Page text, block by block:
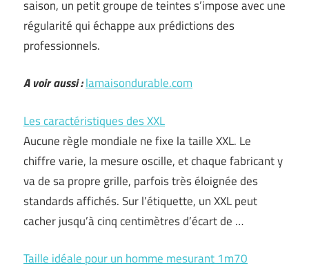
saison, un petit groupe de teintes s’impose avec une
régularité qui échappe aux prédictions des
professionnels.
A voir aussi :lamaisondurable.com
Les caractéristiques des XXL
Aucune règle mondiale ne fixe la taille XXL. Le
chiffre varie, la mesure oscille, et chaque fabricant y
va de sa propre grille, parfois très éloignée des
standards affichés. Sur l’étiquette, un XXL peut
cacher jusqu’à cinq centimètres d’écart de …
Taille idéale pour un homme mesurant 1m70